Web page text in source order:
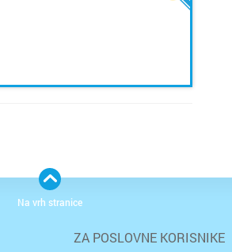
ZA POSLOVNE KORISNIKE
Na vrh stranice